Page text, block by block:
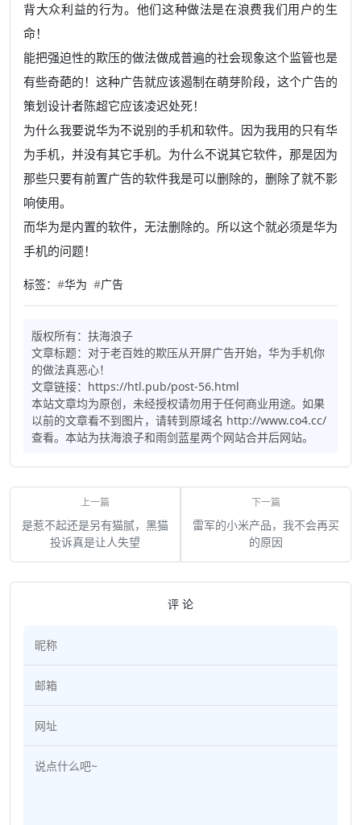
背大众利益的行为。他们这种做法是在浪费我们用户的生
命！
能把强迫性的欺压的做法做成普遍的社会现象这个监管也是
有些奇葩的！这种广告就应该遏制在萌芽阶段，这个广告的
策划设计者陈超它应该凌迟处死！
为什么我要说华为不说别的手机和软件。因为我用的只有华
为手机，并没有其它手机。为什么不说其它软件，那是因为
那些只要有前置广告的软件我是可以删除的，删除了就不影
响使用。
而华为是内置的软件，无法删除的。所以这个就必须是华为
手机的问题！
标签： #华为 #广告
版权所有： 扶海浪子
文章标题： 对于老百姓的欺压从开屏广告开始，华为手机你
的做法真恶心！
文章链接：https://htl.pub/post-56.html
本站文章均为原创，未经授权请勿用于任何商业用途。如果
以前的文章看不到图片，请转到原域名 http://www.co4.cc/
查看。本站为扶海浪子和雨剑蓝星两个网站合并后网站。
是惹不起还是另有猫腻，黑猫
投诉真是让人失望
雷军的小米产品，我不会再买
的原因
评 论